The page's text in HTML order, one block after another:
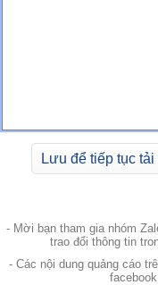
Lưu để tiếp tục
- Mời bạn tham gia nhóm
trao đổi thông tin
- Các nội dung quảng cáo